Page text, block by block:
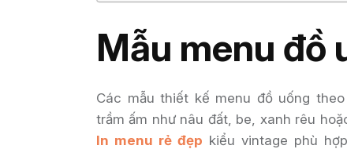
Mẫu menu đồ
Các mẫu thiết kế menu đồ uống
trầm ấm như nâu đất, be, xanh rêu
In menu rẻ đẹp kiểu vintage phù